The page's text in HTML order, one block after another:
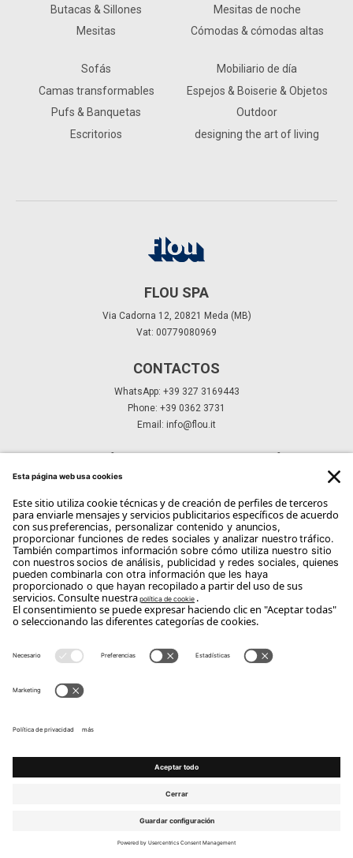
Butacas & Sillones
Mesitas
Mesitas de noche
Cómodas & cómodas altas
Sofás
Camas transformables
Pufs & Banquetas
Escritorios
Mobiliario de día
Espejos & Boiserie & Objetos
Outdoor
designing the art of living
FLOU SPA
Via Cadorna 12, 20821 Meda (MB)
Vat: 00779080969
CONTACTOS
WhatsApp: +39 327 3169443
Phone: +39 0362 3731
Email: info@flou.it
Suscríbete
Copyright Flou 2026
Modificar la configuración de privacidad